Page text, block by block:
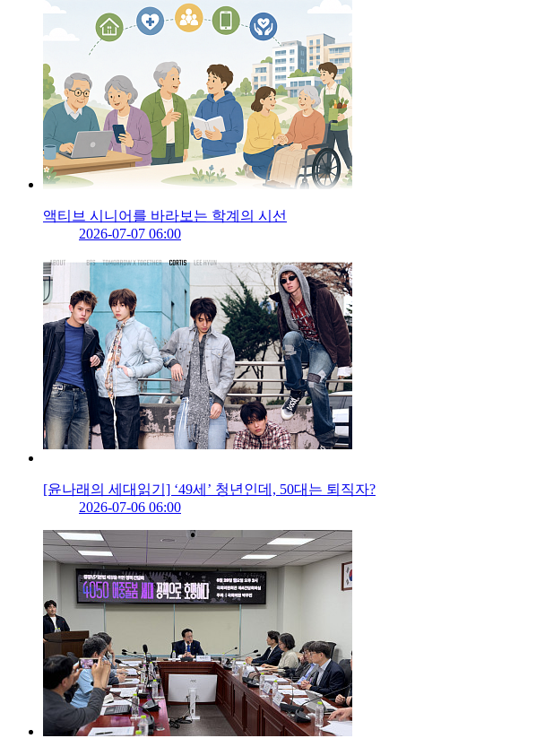
액티브 시니어를 바라보는 학계의 시선
2026-07-07 06:00
[윤나래의 세대읽기] ‘49세’ 청년인데, 50대는 퇴직자?
2026-07-06 06:00